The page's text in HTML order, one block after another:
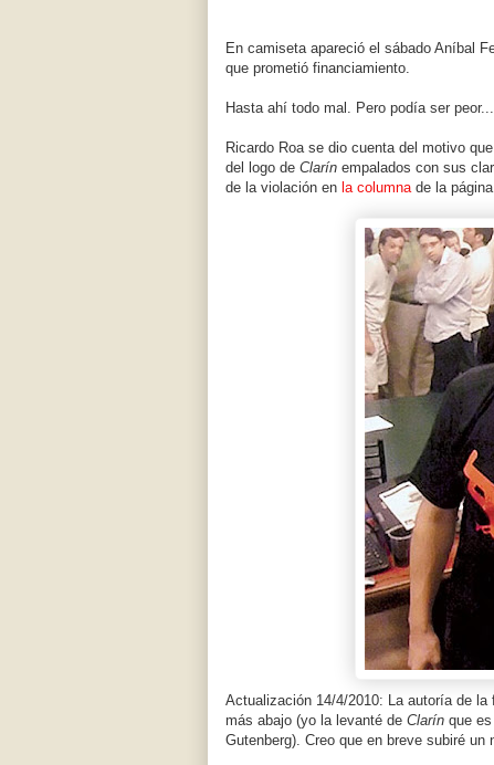
En camiseta apareció el sábado Aníbal
que prometió financiamiento.
Hasta ahí todo mal. Pero podía ser peor...
Ricardo Roa se dio cuenta del motivo
del logo de Clarín empalados con sus
de la violación en la columnade la
Actualización 14/4/2010: La autoría de
más abajo (yo la levanté de Clarín que
Gutenberg). Creo que en breve subiré un